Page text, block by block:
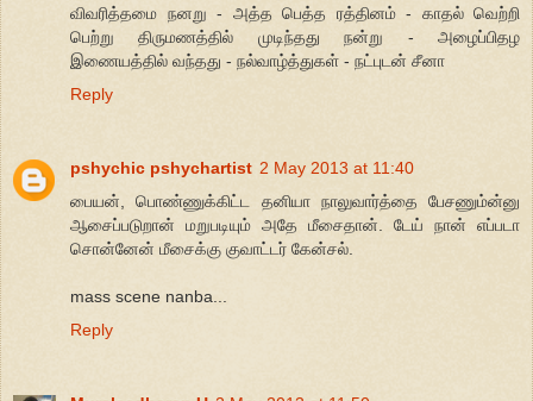
விவரித்தமை நனறு - அத்த பெத்த ரத்தினம் - காதல் வெற்றி
பெற்று திருமணத்தில் முடிந்தது நன்று - அழைப்பிதழ
இணையத்தில் வந்தது - நல்வாழ்த்துகள் - நட்புடன் சீனா
Reply
pshychic pshychartist 2 May 2013 at 11:40
பையன், பொண்ணுக்கிட்ட தனியா நாலுவார்த்தை பேசணும்ன்னு
ஆசைப்படுறான் மறுபடியும் அதே மீசைதான். டேய் நான் எப்படா
சொன்னேன் மீசைக்கு குவாட்டர் கேன்சல்.
mass scene nanba...
Reply